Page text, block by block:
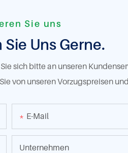
Sie uns
Uns Gerne.
sich bitte an unseren
von unseren Vorzugspreisen
E-Mail
Unternehmen